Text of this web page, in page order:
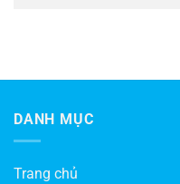
DANH MỤC
Trang chủ